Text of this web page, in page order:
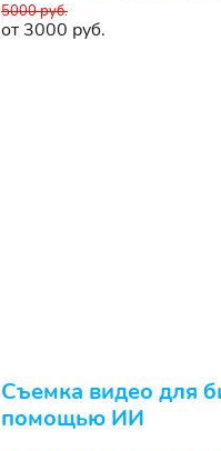
5000 руб.
от 3000 руб.
Cъемка видео для
помощью ИИ